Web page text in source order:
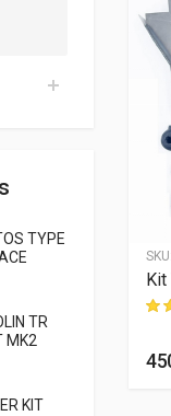
TYPE
TR
MK2
KIT
SKU:
Kit